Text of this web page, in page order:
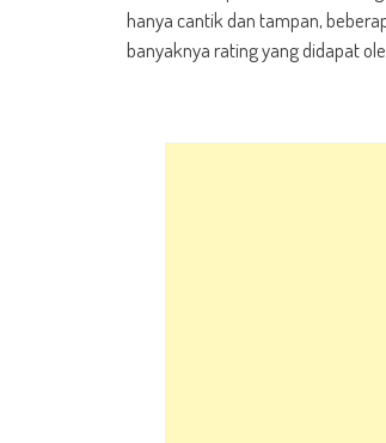
hanya cantik dan tampan,
banyaknya rating yang didapat